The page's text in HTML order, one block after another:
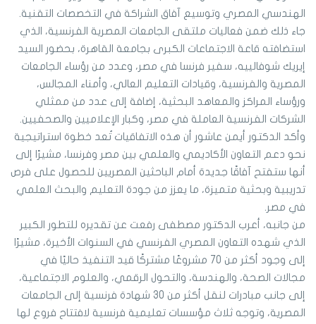
الهندسي المصري وتوسيع آفاق الشراكة في التخصصات التقنية.
جاء ذلك ضمن فعاليات ملتقى الجامعات المصرية الفرنسية، الذي
استضافته قاعة الاجتماعات الكبرى بجامعة القاهرة، بحضور السيد
إيريك شوفالييه، سفير فرنسا في مصر، وعدد من رؤساء الجامعات
المصرية والفرنسية، وقيادات التعليم العالي، وأمناء المجالس،
ورؤساء المراكز والمعاهد البحثية، إضافة إلى عدد من ممثلي
الشركات الفرنسية العاملة في مصر، وكبار الإعلاميين والصحفيين.
وأكد الدكتور أيمن عاشور أن هذه الاتفاقيات تُعد خطوة استراتيجية
نحو دعم التعاون الأكاديمي والعلمي بين مصر وفرنسا، مشيرًا إلى
أنها ستفتح آفاقًا جديدة أمام الباحثين المصريين للحصول على فرص
تدريبية وبحثية متميزة، ما يعزز من جودة التعليم والبحث العلمي
في مصر.
من جانبه، أعرب الدكتور مصطفى رفعت عن تقديره للتطور الكبير
الذي شهده التعاون المصري الفرنسي في السنوات الأخيرة، مشيرًا
إلى وجود أكثر من 70 مشروعًا مشتركًا قيد التنفيذ حاليًا في
مجالات الصحة، والهندسة، والتحول الرقمي، والعلوم الاجتماعية،
إلى جانب مبادرات لنقل أكثر من 30 شهادة فرنسية إلى الجامعات
المصرية، وتوجه ثلاث مؤسسات تعليمية فرنسية لافتتاح فروع لها